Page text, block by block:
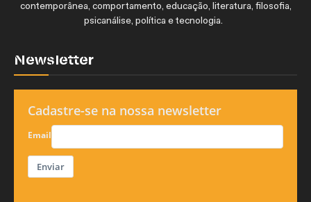
contemporânea, comportamento, educação, literatura, filosofia,
psicanálise, política e tecnologia.
Newsletter
Cadastre-se na nossa newsletter
Email
Enviar